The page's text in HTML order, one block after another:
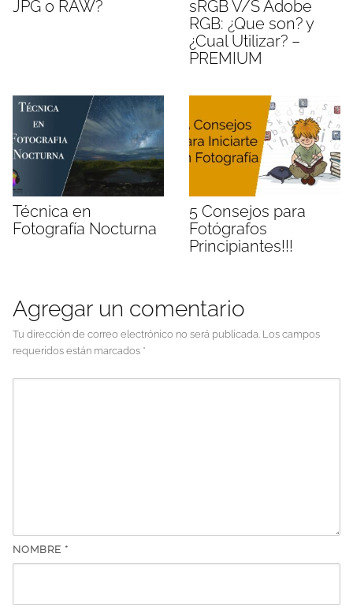
JPG o RAW?
sRGB V/S Adobe
RGB: ¿Que son? y
¿Cual Utilizar? –
PREMIUM
Técnica en
Fotografía Nocturna
5 Consejos para
Fotógrafos
Principiantes!!!
Agregar un comentario
Tu dirección de correo electrónico no será publicada. Los campos
requeridos están marcados *
NOMBRE *